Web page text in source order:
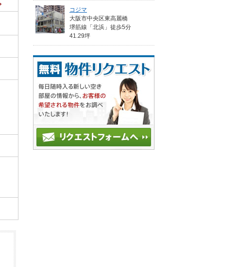
コジマ
大阪市中央区東高麗橋
堺筋線「北浜」徒歩5分
41.29坪